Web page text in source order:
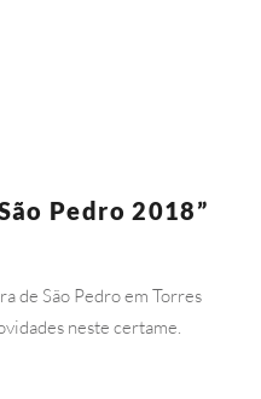
Pedro 2018”
de São Pedro em Torres
neste certame.